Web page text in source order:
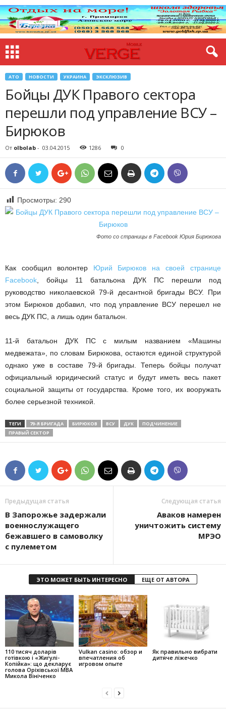
АТО НОВОСТИ УКРАИНА ЭКСКЛЮЗИВ
Бойцы ДУК Правого сектора
перешли под управление ВСУ –
Бирюков
От olbolab - 03.04.2015 1286 0
Просмотры: 290
Фото со страницы в Facebook Юрия Бирюкова
Как сообщил волонтер Юрий Бирюков на своей странице
Facebook , бойцы 11 батальона ДУК ПС перешли под
руководство николаевской 79-й десантной бригады ВСУ. При
этом Бирюков добавил, что под управление ВСУ перешел не
весь ДУК ПС, а лишь один батальон.
11-й батальон ДУК ПС с милым названием «Машины
медвежата», по словам Бирюкова, остаются единой структурой
однако уже в составе 79-й бригады. Теперь бойцы получат
официальный юридический статус и будут иметь весь пакет
социальной защиты от государства. Кроме того, их вооружать
более серьезной техникой.
ТЕГИ 79-Я БРИГАДА БИРЮКОВ ВСУ ДУК
ПОДЧИНЕНИЕ
ПРАВЫЙ СЕКТОР
Предыдущая статья
В Запорожье задержали
военнослужащего
бежавшего в самоволку
с пулеметом
Следующая статья
Аваков намерен
уничтожить систему
МРЭО
ЭТО МОЖЕТ БЫТЬ ИНТЕРЕСНО ЕЩЕ ОТ АВТОРА
110 тисяч доларів
готівкою і «Жигулі-
Копійка»: що декларує
голова Оріхівської МВА
Микола Вініченко
Vulkan casino: обзор и
впечатления об
игровом опыте
Як правильно вибрати
дитяче ліжечко